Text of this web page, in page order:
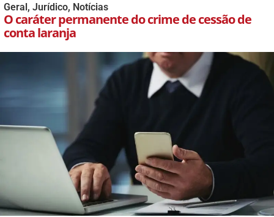
Geral, Jurídico, Notícias
O caráter permanente do crime de cessão de
conta laranja